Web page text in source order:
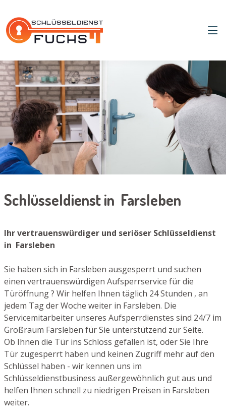
Schlüsseldienst in Farsleben
Ihr vertrauenswürdiger und seriöser Schlüsseldienst
in Farsleben
Sie haben sich in Farsleben ausgesperrt und suchen
einen vertrauenswürdigen Aufsperrservice für die
Türöffnung ? Wir helfen Ihnen täglich 24 Stunden , an
jedem Tag der Woche weiter in Farsleben. Die
Servicemitarbeiter unseres Aufsperrdienstes sind 24/7 im
Großraum Farsleben für Sie unterstützend zur Seite.
Ob Ihnen die Tür ins Schloss gefallen ist, oder Sie Ihre
Tür zugesperrt haben und keinen Zugriff mehr auf den
Schlüssel haben - wir kennen uns im
Schlüsseldienstbusiness außergewöhnlich gut aus und
helfen Ihnen schnell zu niedrigen Preisen in Farsleben
weiter.